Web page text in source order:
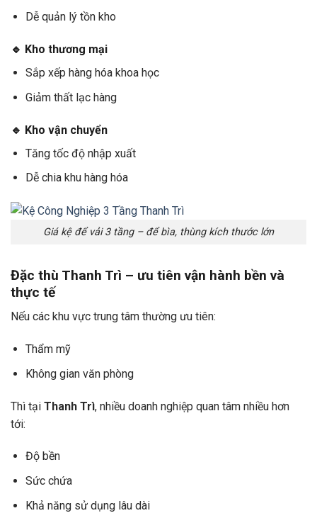
Dễ quản lý tồn kho
🔹 Kho thương mại
Sắp xếp hàng hóa khoa học
Giảm thất lạc hàng
🔹 Kho vận chuyển
Tăng tốc độ nhập xuất
Dễ chia khu hàng hóa
Giá kệ để vải 3 tầng – để bìa, thùng kích thước lớn
Đặc thù Thanh Trì – ưu tiên vận hành bền và
thực tế
Nếu các khu vực trung tâm thường ưu tiên:
Thẩm mỹ
Không gian văn phòng
Thì tại Thanh Trì, nhiều doanh nghiệp quan tâm nhiều hơn
tới:
Độ bền
Sức chứa
Khả năng sử dụng lâu dài